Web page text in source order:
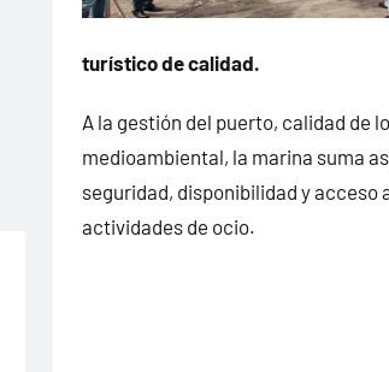
turístico de calidad.
A la gestión del puerto, calidad de
medioambiental, la marina suma
seguridad, disponibilidad y
actividades de ocio.